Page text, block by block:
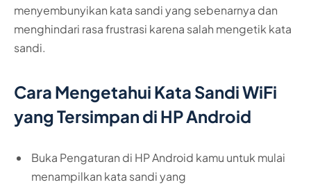
menyembunyikan kata sandi yang sebenarnya dan
menghindari rasa frustrasi karena salah mengetik kata
sandi.
Cara Mengetahui Kata Sandi WiFi
yang Tersimpan di HP Android
Buka Pengaturan di HP Android kamu untuk mulai
menampilkan kata sandi yang